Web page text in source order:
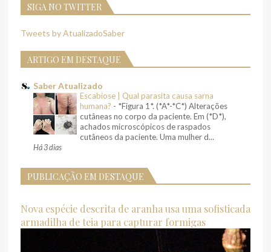
SIGA NO TWITTER
Tweets by AtualizadoSaber
ARTIGO EM DESTAQUE
Saber Atualizado
Escabiose | Qual parasita causa sarna
humana? - *Figura 1*. (*A*-*C*) Alterações
cutâneas no corpo da paciente. Em (*D*),
achados microscópicos de raspados
cutâneos da paciente. Uma mulher d...
Há 3 dias
PUBLICAÇÃO EM DESTAQUE
Nova espécie descrita de aranha usa uma sofisticada
armadilha de teia para capturar formigas